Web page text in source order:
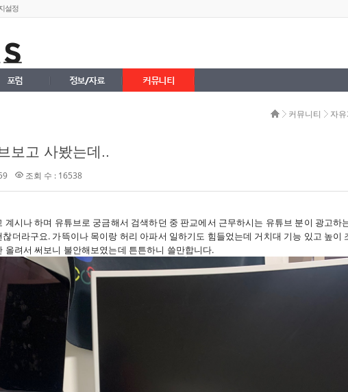
설정
포럼 정보/자료 커뮤니티
커뮤니티 자
보고 사봤는데..
조회 수 : 16538
계시나 하며 유튜브로 궁금해서 검색하던 중 판교에서 근무하시는 유튜브 분이 광고하
더라구요. 가뜩이나 목이랑 허리 아파서 일하기도 힘들었는데 거치대 기능 있고 높이
올려서 써보니 불안해보였는데 튼튼하니 쓸만합니다.